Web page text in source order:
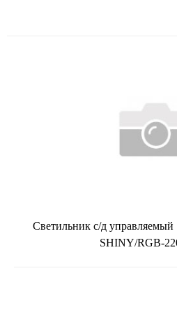
Светильник с/д
SHINY/RGB-